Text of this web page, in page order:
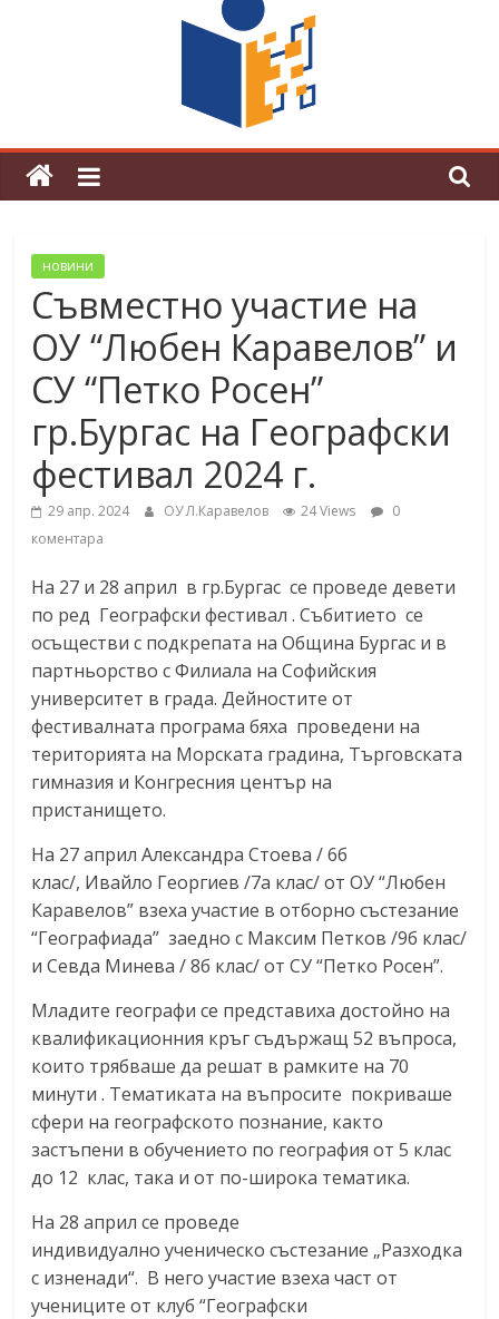
граници“
Магията на Андерсен оживя в ОУ
„Любен Каравелов“
новини
Съвместно участие на
ОУ “Любен Каравелов” и
СУ “Петко Росен”
гр.Бургас на Географски
фестивал 2024 г.
29 апр. 2024 ОУ Л.Каравелов 24 Views
0
коментара
На 27 и 28 април в гр.Бургас се проведе девети
по ред Географски фестивал . Събитието се
осъществи с подкрепата на Oбщина Бургас и в
партньорство с Филиала на Софийския
университет в града. Дейностите от
фестивалната програмабяха проведени на
територията на Морската градина, Търговската
гимназия и Конгресния център на
пристанището.
На 27 април Александра Стоева / 6б
клас/, Ивайло Георгиев /7а клас/ от ОУ“Любен
Каравелов” взеха участие в отборно състезание
“Географиада” заедно с Максим Петков /9б клас/
и Севда Минева / 8б клас/ от СУ“Петко Росен”.
Младите географи се представиха достойно на
квалификационния кръг съдържащ 52 въпроса,
които трябваше да решат в рамките на 70
минути . Тематиката на въпросите покриваше
сфери на географското познание, както
застъпени в обучението по география от 5 клас
до 12 клас, така и от по-широка тематика.
На 28 април се проведе
индивидуално ученическо състезание „Разходка
с изненади“. В него участие взеха част от
учениците от клуб“Географски